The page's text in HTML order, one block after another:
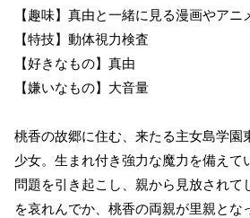
【趣味】真由と一緒に見る漫画やアニ
【特技】動体視力検査
【好きなもの】真由
【嫌いなもの】大音量
桃香の故郷に住む、来たる主女島学園
少女。生まれ付き強力な魔力を備えて
問題を引き起こし、親から見放されて
を哀れんでか、桃香の両親が里親とな